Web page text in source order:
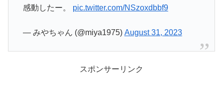
感動したー。 pic.twitter.com/NSzoxdbbf9
— みやちゃん (@miya1975) August 31, 2023
スポンサーリンク